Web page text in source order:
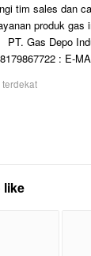
tim sales dan
produk gas
PT. Gas Depo
: E-
terdekat
like